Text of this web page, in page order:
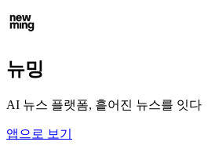
뉴밍
AI 뉴스 플랫폼, 흩어진 뉴스를 잇다
앱으로 보기